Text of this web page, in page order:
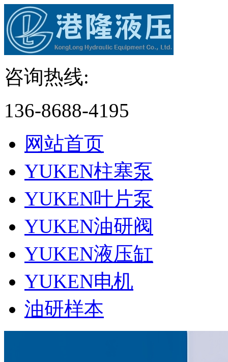
咨询热线:
136-8688-4195
网站首页
YUKEN柱塞泵
YUKEN叶片泵
YUKEN油研阀
YUKEN液压缸
YUKEN电机
油研样本